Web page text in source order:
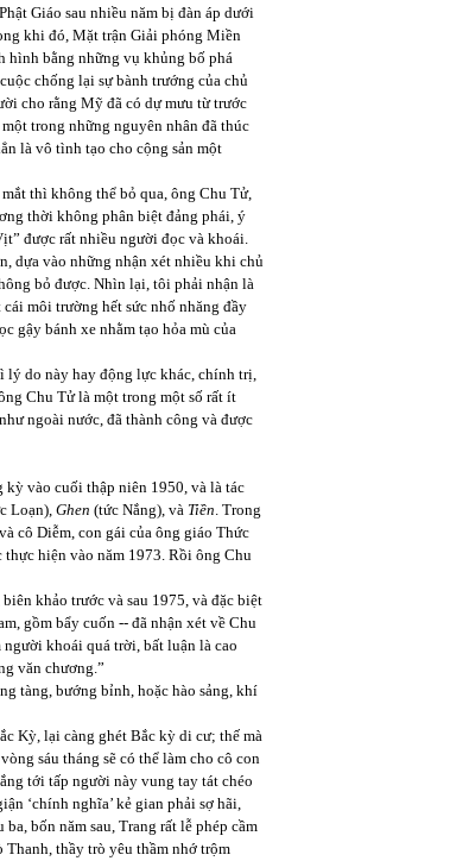
Giáo sau nhiều năm bị đàn áp dưới
khi đó, Mặt trận Giải phóng Miền
hình bằng những vụ khủng bố phá
chống lại sự bành trướng của chủ
cho rằng Mỹ đã có dự mưu từ trước
trong những nguyên nhân đã thúc
là vô tình tạo cho cộng sản một
thì không thể bỏ qua, ông Chu Tử,
thời không phân biệt đảng phái, ý
được rất nhiều người đọc và khoái.
dựa vào những nhận xét nhiều khi chủ
bỏ được. Nhìn lại, tôi phải nhận là
môi trường hết sức nhố nhăng đầy
gậy bánh xe nhằm tạo hỏa mù của
lý do này hay động lực khác, chính trị,
Chu Tử là một trong một số rất ít
ngoài nước, đã thành công và được
vào cuối thập niên 1950, và là tác
Loạn),Ghen (tức Nắng), và Tiền. Trong
cô Diễm, con gái của ông giáo Thức
hiện vào năm 1973. Rồi ông Chu
khảo trước và sau 1975, và đặc biệt
gồm bẩy cuốn -- đã nhận xét về Chu
khoái quá trời, bất luận là cao
văn chương.”
tàng, bướng bỉnh, hoặc hào sảng, khí
Kỳ, lại càng ghét Bắc kỳ di cư; thế mà
sáu tháng sẽ có thể làm cho cô con
tới tấp người này vung tay tát chéo
‘chính nghĩa’ kẻ gian phải sợ hãi,
bốn năm sau, Trang rất lễ phép cầm
Thanh, thầy trò yêu thầm nhớ trộm